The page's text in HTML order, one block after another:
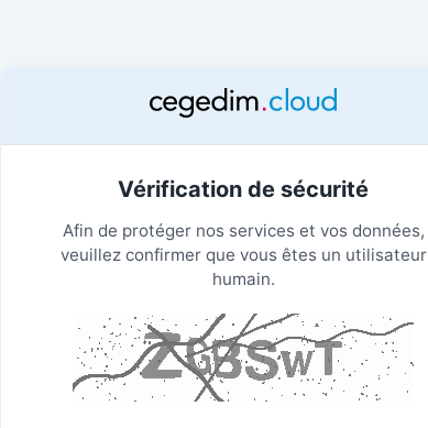
Vérification de sécurité
Afin de protéger nos services et vos données,
veuillez confirmer que vous êtes un utilisateur
humain.